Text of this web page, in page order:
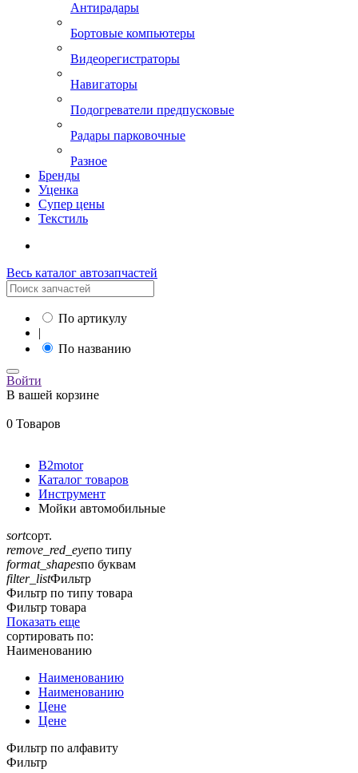
Антирадары
Бортовые компьютеры
Видеорегистраторы
Навигаторы
Подогреватели предпусковые
Радары парковочные
Разное
Бренды
Уценка
Супер цены
Текстиль
Весь каталог автозапчастей
По артикулу
|
По названию
Войти
В вашей корзине
0 Товаров
B2motor
Каталог товаров
Инструмент
Мойки автомобильные
sortсорт.
remove_red_eyeпо типу
format_shapesпо буквам
filter_listФильтр
Фильтр по типу товара
Фильтр товара
Показать еще
сортировать по:
Наименованию
Наименованию
Наименованию
Цене
Цене
Фильтр по алфавиту
Фильтр